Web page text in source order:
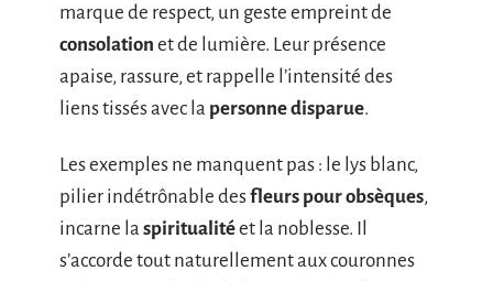
marque de respect, un geste empreint de
consolation et de lumière. Leur présence
apaise, rassure, et rappelle l’intensité des
liens tissés avec la personne disparue.
Les exemples ne manquent pas : le lys blanc,
pilier indétrônable desfleurs pour obsèques,
incarne la spiritualitéet la noblesse. Il
s’accorde tout naturellement aux couronnes